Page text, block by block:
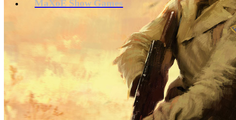
MaXoE Show Games